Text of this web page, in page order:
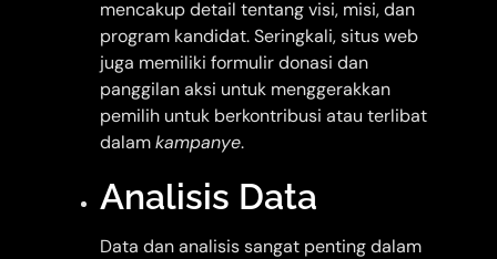
mencakup detail tentang visi, misi, dan
program kandidat. Seringkali, situs web
juga memiliki formulir donasi dan
panggilan aksi untuk menggerakkan
pemilih untuk berkontribusi atau terlibat
dalamkampanye.
Analisis Data
Data dan analisis sangat penting dalam